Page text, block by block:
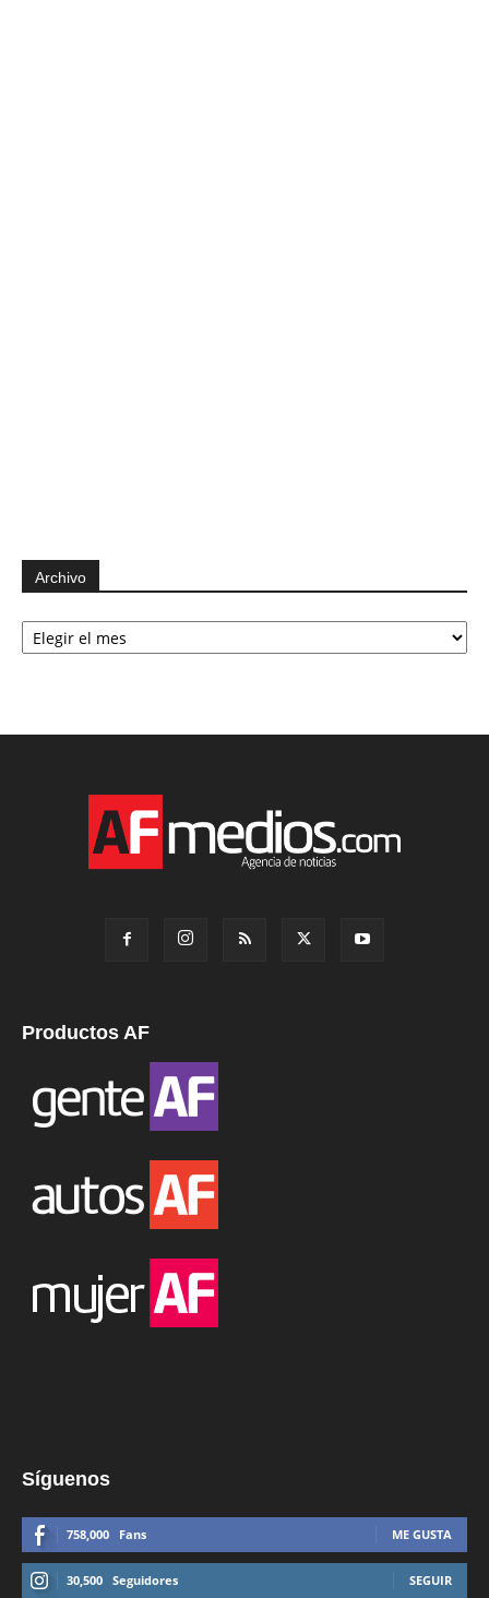
Archivo
Archivo
Productos AF
Síguenos
758,000 Fans ME GUSTA
30,500 Seguidores SEGUIR